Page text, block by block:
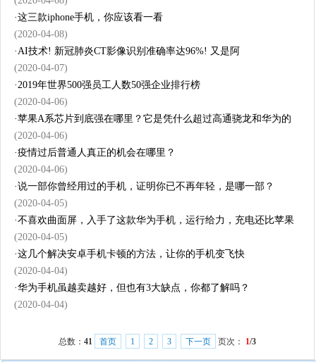
·这三款iphone手机，你应该看一看
(2020-04-08)
·AI技术! 新冠肺炎CT影像识别准确率达96%! 又是阿
(2020-04-07)
·2019年世界500强员工人数50强企业排行榜
(2020-04-06)
·苹果A系芯片到底强在哪里？它是凭什么超过高通骁龙和华为的
(2020-04-06)
·疫情过后普通人真正的机会在哪里？
(2020-04-06)
·说一部你曾经用过的手机，证明你已不再年轻，是哪一部？
(2020-04-05)
·不喜欢曲面屏，入手了这款华为手机，运行给力，充电还比苹果
(2020-04-05)
·这几个解决安卓手机卡顿的方法，让你的手机变飞快
(2020-04-04)
·华为手机虽越卖越好，但也有3大缺点，你都了解吗？
(2020-04-04)
总数： 41 首页 1 2 3 下一页 页次： 1/3